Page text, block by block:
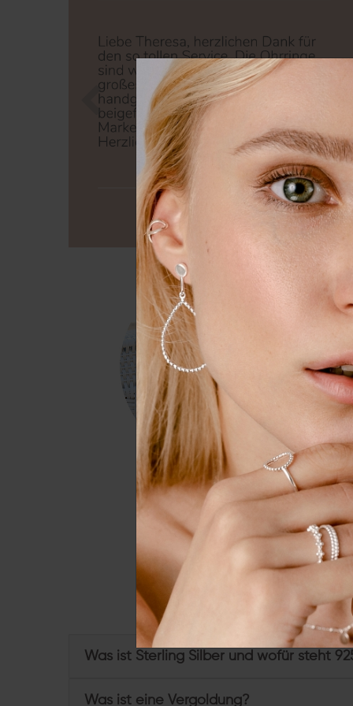
Zurück
Du hast weitere
Was ist Sterling Silber und wofür steht
Was ist eine Vergoldung?
Wir nutzen Cookies auf
Erfahrung zu verbessern.
Externe
Alle